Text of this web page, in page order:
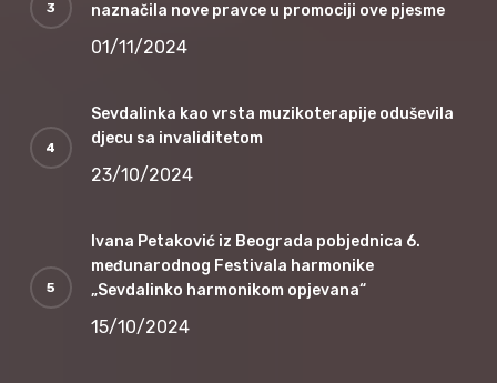
naznačila nove pravce u promociji ove pjesme
01/11/2024
Sevdalinka kao vrsta muzikoterapije oduševila
djecu sa invaliditetom
23/10/2024
Ivana Petaković iz Beograda pobjednica 6.
međunarodnog Festivala harmonike
„Sevdalinko harmonikom opjevana“
15/10/2024